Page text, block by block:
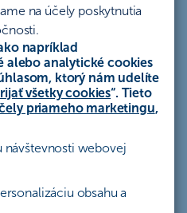
na účely poskytnutia
napríklad
alebo analytické cookies
ktorý nám udelíte
všetky cookies“. Tieto
priameho marketingu,
návštevnosti webovej
obsahu a
Poistenie Hypotéky
o 3x Apple